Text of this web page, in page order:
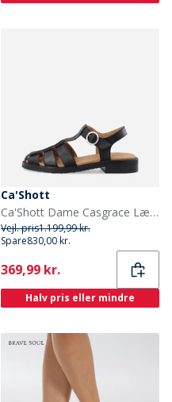
Ca'Shott
Ca'Shott Dame Casgrace Læder Fisker Sandaler Sort
Vejl. pris1.199,99 kr.
Spare830,00 kr.
Current
369,99 kr.
Halv pris eller mindre